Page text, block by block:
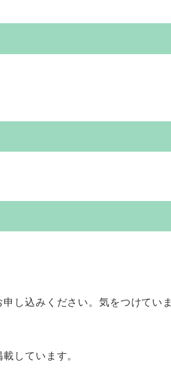
し込みください。気をつけていま
しています。